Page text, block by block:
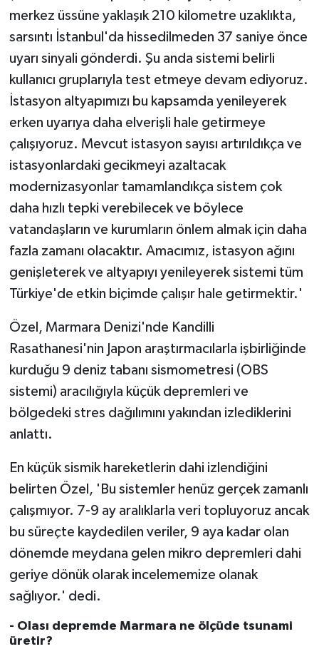
merkez üssüne yaklaşık 210 kilometre uzaklıkta,
sarsıntı İstanbul'da hissedilmeden 37 saniye önce
uyarı sinyali gönderdi. Şu anda sistemi belirli
kullanıcı gruplarıyla test etmeye devam ediyoruz.
İstasyon altyapımızı bu kapsamda yenileyerek
erken uyarıya daha elverişli hale getirmeye
çalışıyoruz. Mevcut istasyon sayısı artırıldıkça ve
istasyonlardaki gecikmeyi azaltacak
modernizasyonlar tamamlandıkça sistem çok
daha hızlı tepki verebilecek ve böylece
vatandaşların ve kurumların önlem almak için daha
fazla zamanı olacaktır. Amacımız, istasyon ağını
genişleterek ve altyapıyı yenileyerek sistemi tüm
Türkiye'de etkin biçimde çalışır hale getirmektir.'
Özel, Marmara Denizi'nde Kandilli
Rasathanesi'nin Japon araştırmacılarla işbirliğinde
kurduğu 9 deniz tabanı sismometresi (OBS
sistemi) aracılığıyla küçük depremleri ve
bölgedeki stres dağılımını yakından izlediklerini
anlattı.
En küçük sismik hareketlerin dahi izlendiğini
belirten Özel, 'Bu sistemler henüz gerçek zamanlı
çalışmıyor. 7-9 ay aralıklarla veri topluyoruz ancak
bu süreçte kaydedilen veriler, 9 aya kadar olan
dönemde meydana gelen mikro depremleri dahi
geriye dönük olarak incelememize olanak
sağlıyor.' dedi.
- Olası depremde Marmara ne ölçüde tsunami
üretir?
Karaman Müftülüğü
Kars Müftülüğü
Kastamonu Müftülüğü
Kayseri Müftülüğü
Kilis Müftülüğü
Kırıkkale Müftülüğü
Kırklareli Müftülüğü
Kırşehir Müftülüğü
Konya Müftülüğü
Kütahya Müftülüğü
Malatya Müftülüğü
Mardin Müftülüğü
Mersin Müftülüğü
Muş Müftülüğü
Nevşehir Müftülüğü